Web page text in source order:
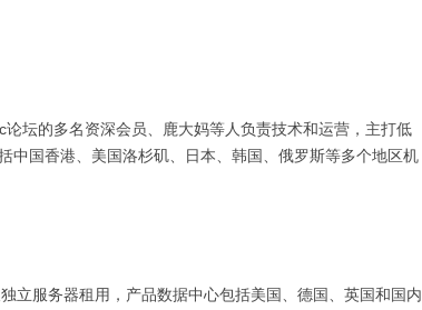
坛的多名资深会员、鹿大妈等人负责技术和运营，主打低
中国香港、美国洛杉矶、日本、韩国、俄罗斯等多个地区机
立服务器租用，产品数据中心包括美国、德国、英国和国内